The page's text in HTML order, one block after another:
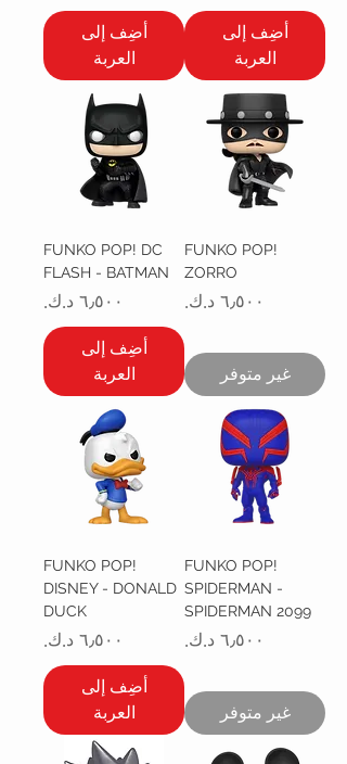
أضِف إلى
العربة
أضِف إلى
العربة
FUNKO POP!
ZORRO
السعر
غير متوفر
FUNKO POP! DC
FLASH - BATMAN
السعر
أضِف إلى
العربة
FUNKO POP!
SPIDERMAN -
SPIDERMAN 2099
السعر
غير متوفر
FUNKO POP!
DISNEY - DONALD
DUCK
السعر
أضِف إلى
العربة